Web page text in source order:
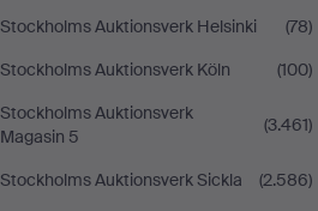
Stockholms Auktionsverk Helsinki
(78)
Stockholms Auktionsverk Köln
(100)
Stockholms Auktionsverk
Magasin 5
(3.461)
Stockholms Auktionsverk Sickla
(2.586)